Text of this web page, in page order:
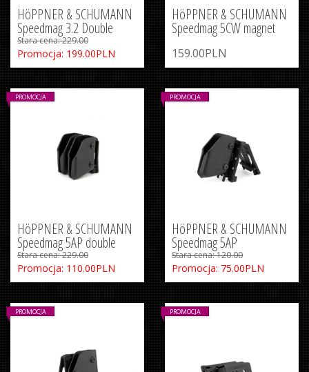
HöPPNER & SCHUMANN
Speedmag 3.2 Double
Stara cena: 229.00
Promocja: 199.00PLN
HöPPNER & SCHUMANN
Speedmag 5CW magnet
159.00PLN
HöPPNER & SCHUMANN
Speedmag 5AP double
Stara cena: 229.00
Promocja: 110.00PLN
PROMOCJA
HöPPNER & SCHUMANN
Speedmag 5AP
Stara cena: 120.00
Promocja: 75.00PLN
PROMOCJA
PROMOCJA PROMOCJA